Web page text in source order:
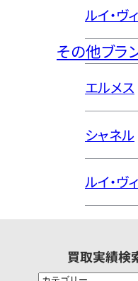
ルイ・ヴ
その他ブラ
エルメス
シャネル
ルイ・ヴ
買取実績検